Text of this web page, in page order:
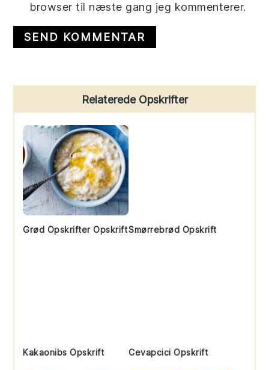
browser til næste gang jeg kommenterer.
Sidebar
Relaterede Opskrifter
Grød Opskrifter OpskriftSmørrebrød Opskrift
Kakaonibs Opskrift Cevapcici Opskrift